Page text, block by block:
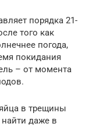
порядка 21-
того как
погода,
покидания
– от момента
в трещины
даже в